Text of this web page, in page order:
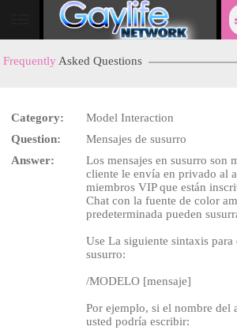
User
Frequently Asked Questions
Category:
Model Interaction
Question:
Mensajes de susurro
Answer:
Los mensajes en susurro son
cliente le envía en privado al
miembros VIP que están
Chat con la fuente de color
predeterminada pueden
Use La siguiente sintaxis para
susurro:
/MODELO [mensaje]
Por ejemplo, si el nombre del
usted podría escribir:
LIMITED TIME